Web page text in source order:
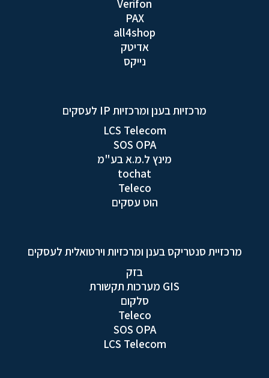
Verifon
PAX
all4shop
אדיטק
נייקס
מרכזיות בענן ומרכזיות IP לעסקים
LCS Telecom
SOS OPA
מינץ ל.מ.א בע"מ
tochat
Teleco
הוט עסקים
מרכזיית סנטריקס בענן ומרכזיות וירטואלית לעסקים
בזק
GIS מערכות תקשורת
סלקום
Teleco
SOS OPA
LCS Telecom